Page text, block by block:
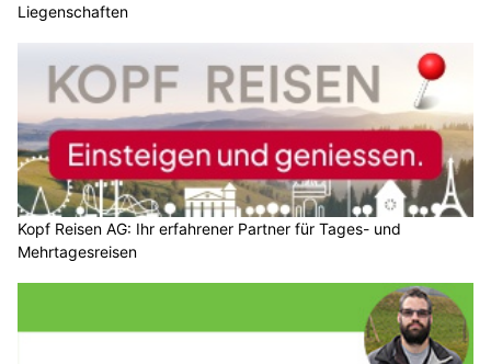
Liegenschaften
Kopf Reisen AG: Ihr erfahrener Partner für Tages- und
Mehrtagesreisen